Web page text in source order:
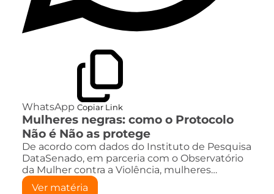
WhatsApp Copiar Link
Mulheres negras: como o Protocolo
Não é Não as protege
De acordo com dados do Instituto de Pesquisa
DataSenado, em parceria com o Observatório
da Mulher contra a Violência, mulheres…
Ver matéria